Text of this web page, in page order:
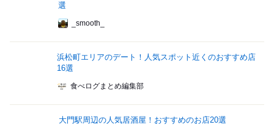
選
_smooth_
浜松町エリアのデート！人気スポット近くのおすすめ店
16選
食べログまとめ編集部
大門駅周辺の人気居酒屋！おすすめのお店20選